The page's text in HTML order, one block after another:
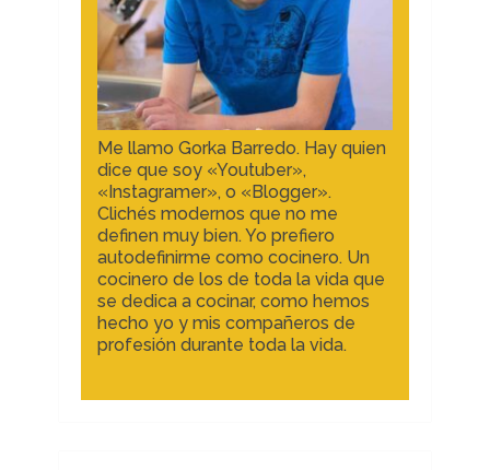
Me llamo Gorka Barredo. Hay quien
dice que soy «Youtuber»,
«Instagramer», o «Blogger».
Clichés modernos que no me
definen muy bien. Yo prefiero
autodefinirme como cocinero. Un
cocinero de los de toda la vida que
se dedica a cocinar, como hemos
hecho yo y mis compañeros de
profesión durante toda la vida.